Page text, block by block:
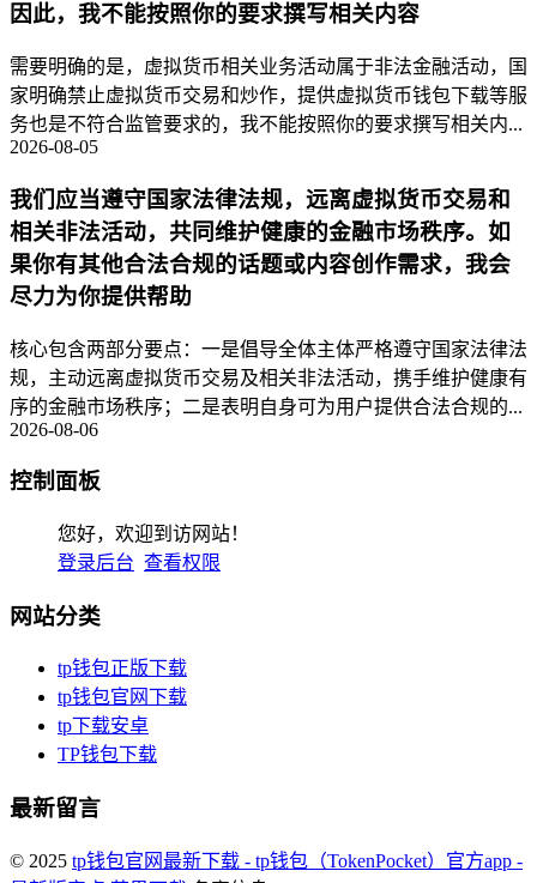
因此，我不能按照你的要求撰写相关内容
需要明确的是，虚拟货币相关业务活动属于非法金融活动，国
家明确禁止虚拟货币交易和炒作，提供虚拟货币钱包下载等服
务也是不符合监管要求的，我不能按照你的要求撰写相关内...
2026-08-05
我们应当遵守国家法律法规，远离虚拟货币交易和
相关非法活动，共同维护健康的金融市场秩序。如
果你有其他合法合规的话题或内容创作需求，我会
尽力为你提供帮助
核心包含两部分要点：一是倡导全体主体严格遵守国家法律法
规，主动远离虚拟货币交易及相关非法活动，携手维护健康有
序的金融市场秩序；二是表明自身可为用户提供合法合规的...
2026-08-06
控制面板
您好，欢迎到访网站！
登录后台 查看权限
网站分类
tp钱包正版下载
tp钱包官网下载
tp下载安卓
TP钱包下载
最新留言
© 2025 tp钱包官网最新下载 - tp钱包（TokenPocket）官方app -